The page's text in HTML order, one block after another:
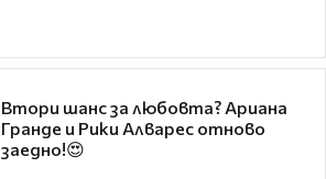
Втори шанс за любовта? Ариана
Гранде и Рики Алварес отново
заедно!😍